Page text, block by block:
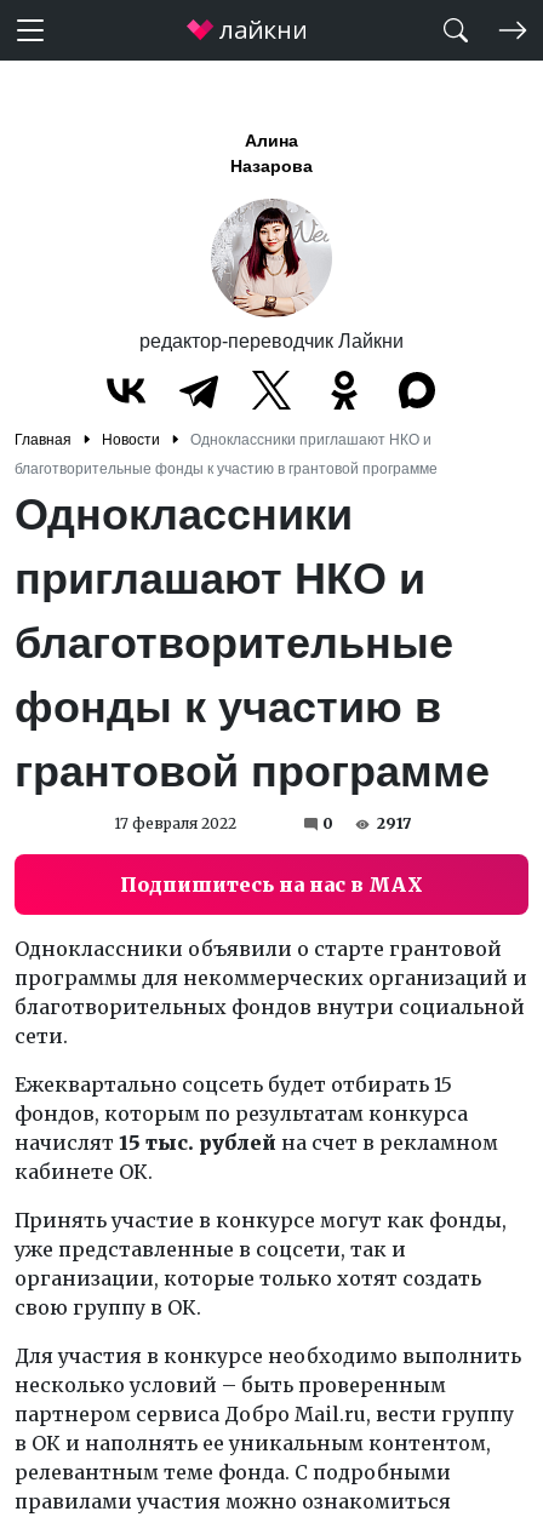
Алина
Назарова
редактор-переводчик Лайкни
Главная Новости
Одноклассники приглашают НКО и
благотворительные фонды к участию в грантовой программе
Одноклассники
приглашают НКО и
благотворительные
фонды к участию в
грантовой программе
17 февраля 2022 0 2917
Подпишитесь на нас в MAX
Одноклассники объявили о старте грантовой
программы для некоммерческих организаций и
благотворительных фондов внутри социальной
сети.
Ежеквартально соцсеть будет отбирать 15
фондов, которым по результатам конкурса
начислят 15 тыс. рублей на счет в рекламном
кабинете ОК.
Принять участие в конкурсе могут как фонды,
уже представленные в соцсети, так и
организации, которые только хотят создать
свою группу в ОК.
Для участия в конкурсе необходимо выполнить
несколько условий – быть проверенным
партнером сервиса Добро Mail.ru, вести группу
в ОК и наполнять ее уникальным контентом,
релевантным теме фонда. С подробными
правилами участия можно ознакомиться